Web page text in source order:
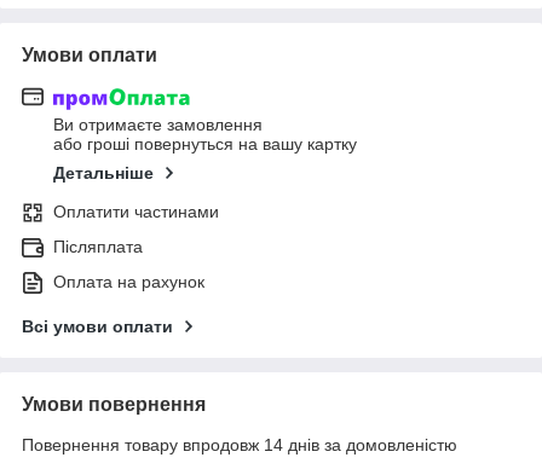
Умови оплати
Ви отримаєте замовлення
або гроші повернуться на вашу картку
Детальніше
Оплатити частинами
Післяплата
Оплата на рахунок
Всі умови оплати
Умови повернення
Повернення товару впродовж 14 днів за домовленістю